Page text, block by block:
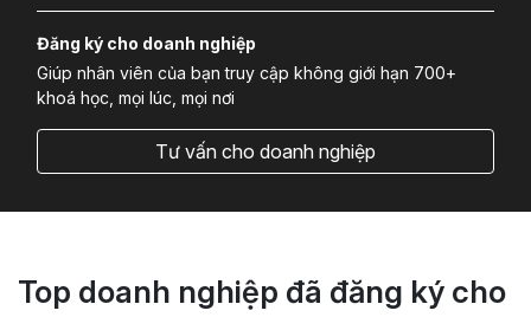
Đăng ký cho doanh nghiệp
Giúp nhân viên của bạn truy cập không giới hạn 700+
khoá học, mọi lúc, mọi nơi
Tư vấn cho doanh nghiệp
Top doanh nghiệp đã đăng ký cho